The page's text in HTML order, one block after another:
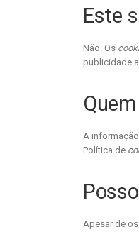
Este
Não. Os
publicidade
A
Política de
Apesar de os